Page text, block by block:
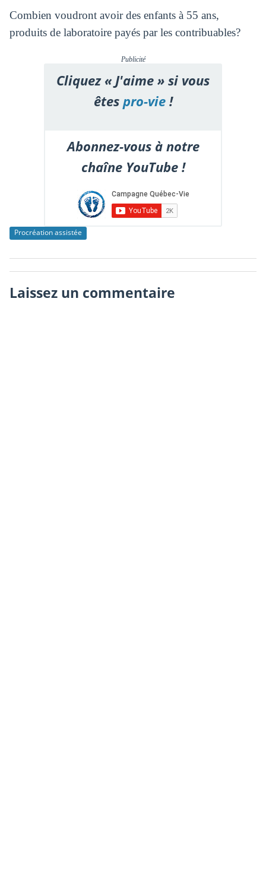
Combien voudront avoir des enfants à 55 ans,
produits de laboratoire payés par les contribuables?
Publicité
Cliquez « J'aime » si vous
êtespro-vie!
Abonnez-vous à notre
chaîne YouTube !
Procréation assistée
Laissez un commentaire